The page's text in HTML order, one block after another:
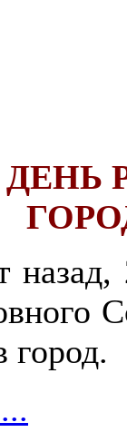
город.